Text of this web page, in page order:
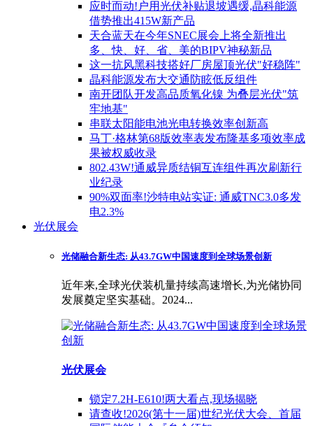
应时而动!户用光伏补贴退坡遇缓,晶科能源
借势推出415W新产品
天合蓝天在今年SNEC展会上将全新推出
多、快、好、省、美的BIPV神秘新品
这一抗风黑科技搭好厂房屋顶光伏"好稳阵"
晶科能源发布大交通防眩低反组件
南开团队开发高品质氧化镍 为叠层光伏"筑
牢地基"
串联太阳能电池光电转换效率创新高
马丁·格林第68版效率表发布隆基多项效率成
果被权威收录
802.43W!通威异质结铜互连组件再次刷新行
业纪录
90%双面率!沙特电站实证: 通威TNC3.0多发
电2.3%
光伏展会
光储融合新生态: 从43.7GW中国速度到全球场景创新
近年来,全球光伏装机量持续高速增长,为光储协同
发展奠定坚实基础。2024...
光伏展会
锁定7.2H-E610!两大看点,现场揭晓
请查收!2026(第十一届)世纪光伏大会、首届